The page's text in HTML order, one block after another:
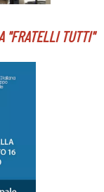
"FRATELLI TUTTI"